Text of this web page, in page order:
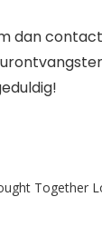
dan
Together